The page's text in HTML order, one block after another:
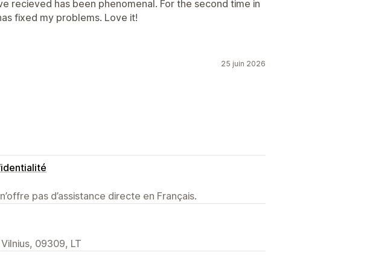
recieved has been phenomenal. For the second time in
fixed my problems. Love it!
25 juin 2026
pas d’assistance directe en Français.
09309, LT